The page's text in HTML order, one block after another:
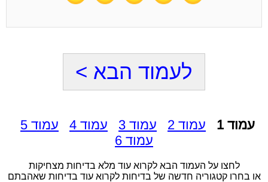
לעמוד הבא >
עמוד 1 עמוד 2 עמוד 3 עמוד 4
עמוד 5
עמוד 6
לחצו על העמוד הבא לקרוא עוד מלא בדיחות מצחיקות
או בחרו קטגוריה חדשה של בדיחות לקרוא עוד בדיחות שאהבתם